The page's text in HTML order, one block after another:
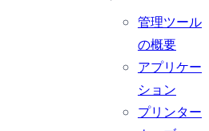
管理ツール
の概要
アプリケー
ション
プリンター